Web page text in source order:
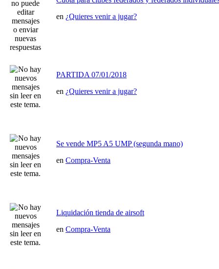
en ¿Quieres venir a jugar?
PARTIDA 07/01/2018
en ¿Quieres venir a jugar?
Se vende MP5 A5 UMP (segunda mano)
en Compra-Venta
Liquidación tienda de airsoft
en Compra-Venta